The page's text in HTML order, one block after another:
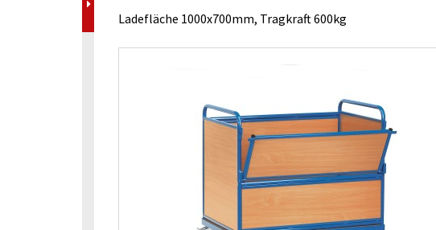
Ladefläche 1000x700mm, Tragkraft 600kg